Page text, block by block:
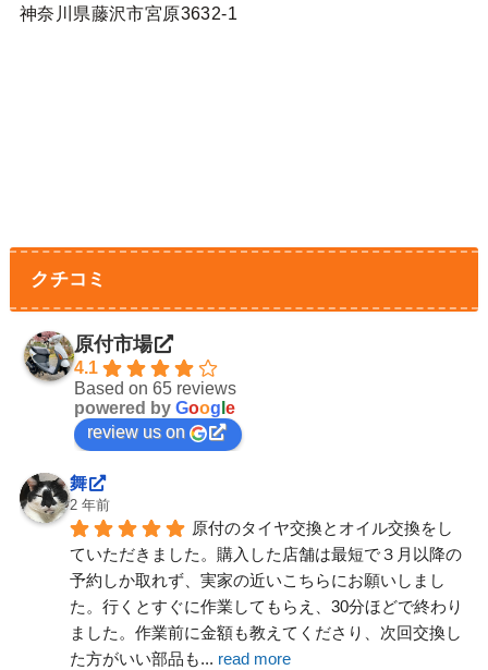
神奈川県藤沢市宮原3632-1
クチコミ
原付市場
4.1
Based on 65 reviews
powered by Goog e
review us on
舞
2 年前
原付のタイヤ交換とオイル交換をし
ていただきました。購入した店舗は最短で３月以降の
予約しか取れず、実家の近いこちらにお願いしまし
た。行くとすぐに作業してもらえ、30分ほどで終わり
ました。作業前に金額も教えてくださり、次回交換し
た方がいい部品も... read more